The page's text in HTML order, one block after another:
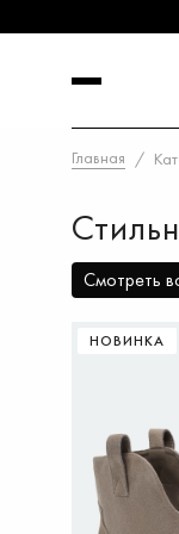
Главная
Смотреть
НОВИНКА